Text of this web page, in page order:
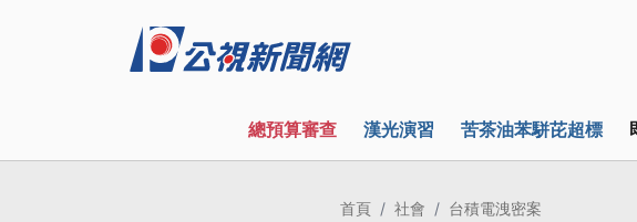
總預算審查 漢光演習 苦茶油苯駢芘超標
首頁 社會 台積電洩密案